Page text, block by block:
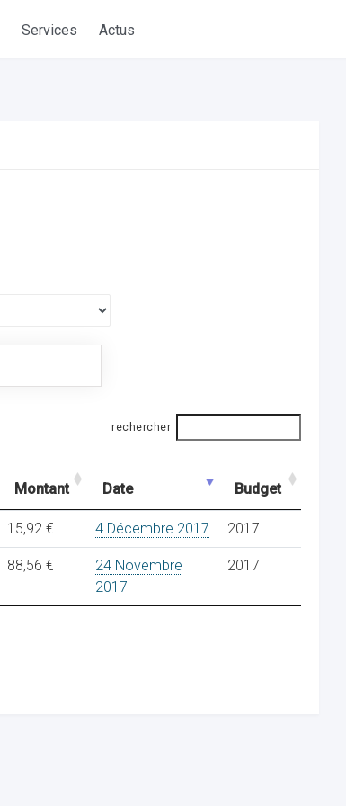
Services Actus
rechercher
Montant Date Budget
15,92 € 4 Décembre 2017 2017
88,56 €
24 Novembre
2017
2017